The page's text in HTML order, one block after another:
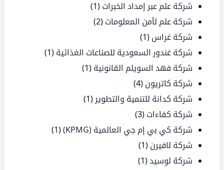
شركة علم عبر إمداد الخبرات (1)
شركة علم لأمن المعلومات (2)
شركة غراس (1)
شركة غندور السعودية للصناعات الغذائية (1)
شركة فهد السويلم القانونية (1)
شركة كاتريون (4)
شركة كدانة للتنمية والتطوير (1)
شركة كفاءات (3)
شركة كي بي إم جي العالمية (KPMG)
(1)
شركة لافيرن (1)
شركة لوسيد(1)